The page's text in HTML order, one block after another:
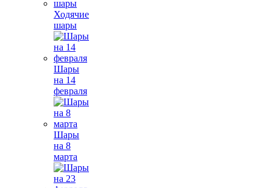
Ходячие
шары
Шары
на 14
февраля
Шары
на 8
марта